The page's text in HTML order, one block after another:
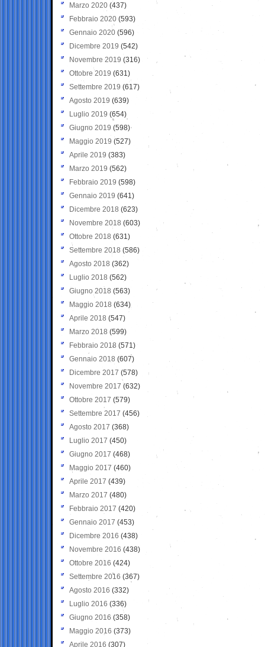
Marzo 2020 (437)
Febbraio 2020 (593)
Gennaio 2020 (596)
Dicembre 2019 (542)
Novembre 2019 (316)
Ottobre 2019 (631)
Settembre 2019 (617)
Agosto 2019 (639)
Luglio 2019 (654)
Giugno 2019 (598)
Maggio 2019 (527)
Aprile 2019 (383)
Marzo 2019 (562)
Febbraio 2019 (598)
Gennaio 2019 (641)
Dicembre 2018 (623)
Novembre 2018 (603)
Ottobre 2018 (631)
Settembre 2018 (586)
Agosto 2018 (362)
Luglio 2018 (562)
Giugno 2018 (563)
Maggio 2018 (634)
Aprile 2018 (547)
Marzo 2018 (599)
Febbraio 2018 (571)
Gennaio 2018 (607)
Dicembre 2017 (578)
Novembre 2017 (632)
Ottobre 2017 (579)
Settembre 2017 (456)
Agosto 2017 (368)
Luglio 2017 (450)
Giugno 2017 (468)
Maggio 2017 (460)
Aprile 2017 (439)
Marzo 2017 (480)
Febbraio 2017 (420)
Gennaio 2017 (453)
Dicembre 2016 (438)
Novembre 2016 (438)
Ottobre 2016 (424)
Settembre 2016 (367)
Agosto 2016 (332)
Luglio 2016 (336)
Giugno 2016 (358)
Maggio 2016 (373)
Aprile 2016 (307)